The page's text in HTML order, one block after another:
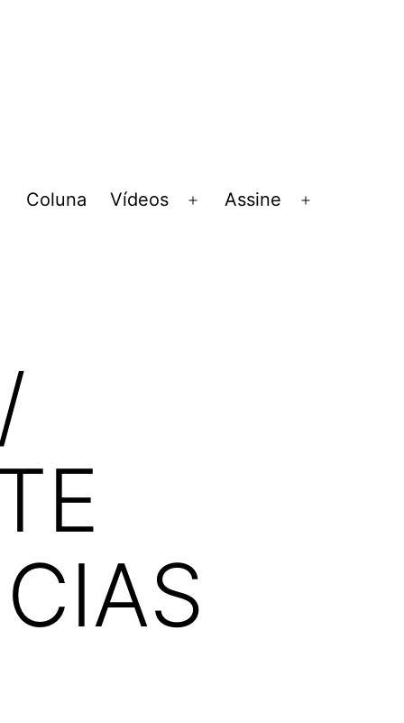
Abrir
Coluna Vídeos
Abrir
Assine